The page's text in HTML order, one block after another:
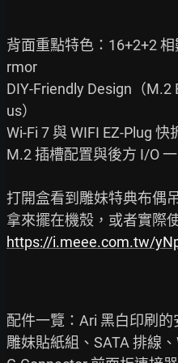
背面重點特色：16+2+2
rmor
DIY-Friendly Design（M.2
us）
Wi-Fi 7 與 WIFI EZ-Plug
M.2 插槽配置與後方 I/O
打開盒看到雕妹特典布偶
https://i.meee.com.tw/
配件一覽：Ari 黑白印刷的
雕妹貼紙組、SATA 排線